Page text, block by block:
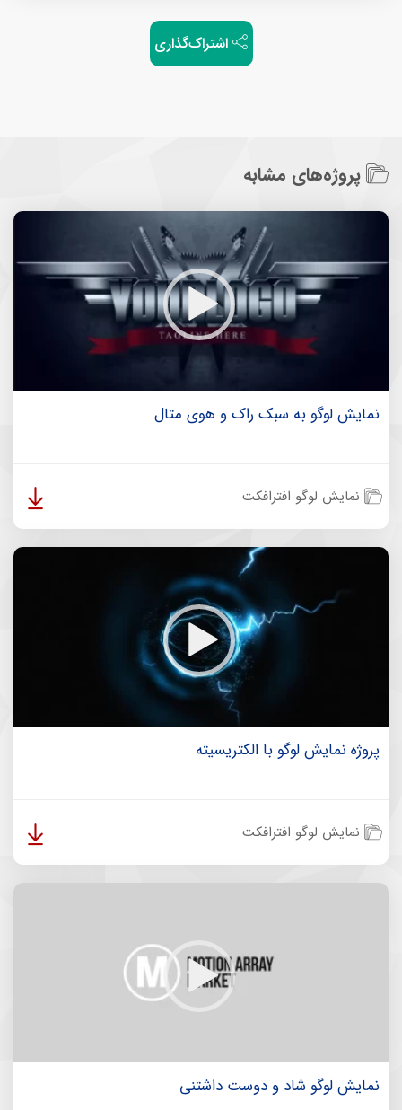
اشتراک‌گذاری
پروژه‌های مشابه
نمایش لوگو به سبک راک و هوی متال
نمایش لوگو افترافکت
پروژه نمایش لوگو با الکتریسیته
نمایش لوگو افترافکت
نمایش لوگو شاد و دوست داشتنی